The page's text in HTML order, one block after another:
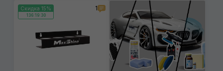
Скидка 15%
136:19:29
1